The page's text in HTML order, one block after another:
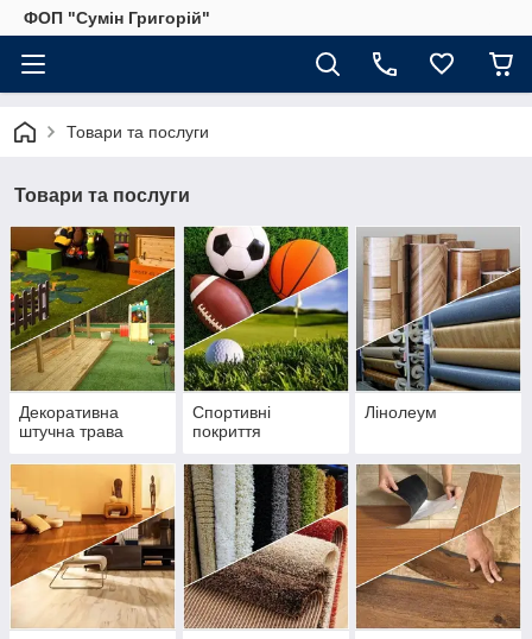
ФОП "Сумін Григорій"
Товари та послуги
Товари та послуги
Декоративна
штучна трава
Спортивні
покриття
Лінолеум